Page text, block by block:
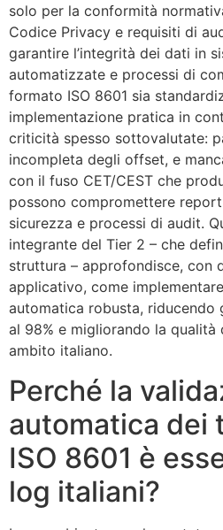
solo per la conformità
Codice Privacy e requisiti di
garantire l’integrità dei dati in
automatizzate e processi di
formato ISO 8601 sia
implementazione pratica in
criticità spesso sottovalutate:
incompleta degli offset, e
con il fuso CET/CEST che
possono compromettere
sicurezza e processi di audit.
integrante del Tier 2 – che
struttura – approfondisce, con
applicativo, come
automatica robusta, riducendo
al 98% e migliorando la
ambito italiano.
Perché la
automatica dei
ISO 8601 è
log italiani?